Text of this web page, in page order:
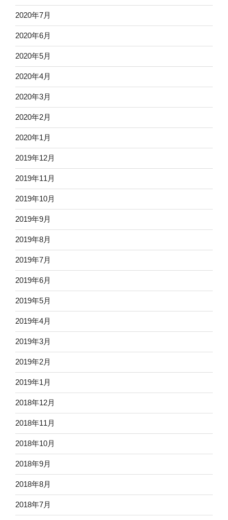
2020年7月
2020年6月
2020年5月
2020年4月
2020年3月
2020年2月
2020年1月
2019年12月
2019年11月
2019年10月
2019年9月
2019年8月
2019年7月
2019年6月
2019年5月
2019年4月
2019年3月
2019年2月
2019年1月
2018年12月
2018年11月
2018年10月
2018年9月
2018年8月
2018年7月